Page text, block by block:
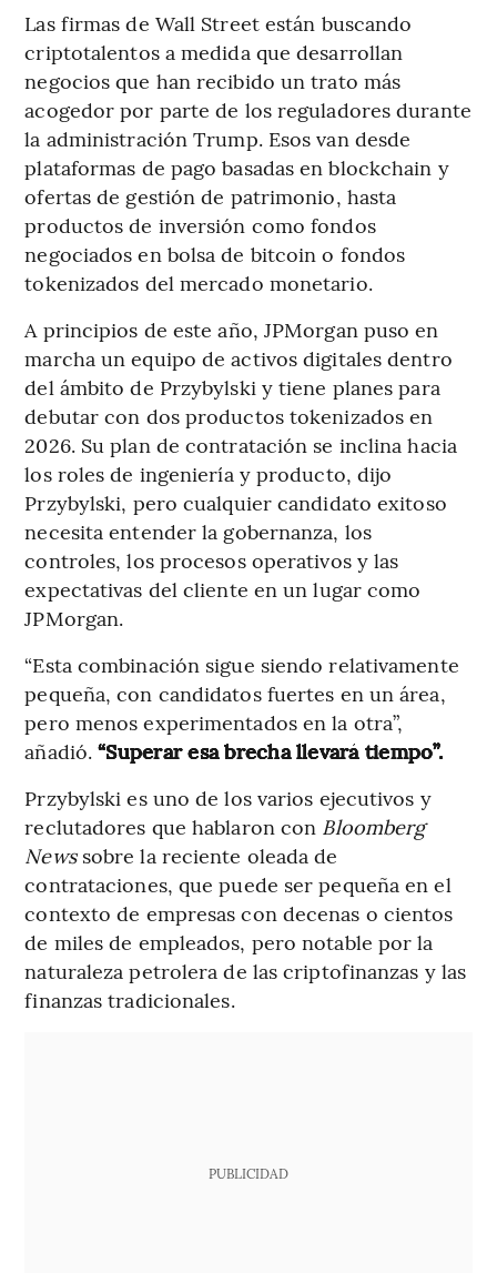
Las firmas de Wall Street están buscando
criptotalentos a medida que desarrollan
negocios que han recibido un trato más
acogedor por parte de los reguladores durante
la administración Trump. Esos van desde
plataformas de pago basadas en blockchain y
ofertas de gestión de patrimonio, hasta
productos de inversión como fondos
negociados en bolsa de bitcoin o fondos
tokenizados del mercado monetario.
A principios de este año, JPMorgan puso en
marcha un equipo de activos digitales dentro
del ámbito de Przybylski y tiene planes para
debutar con dos productos tokenizados en
2026. Su plan de contratación se inclina hacia
los roles de ingeniería y producto, dijo
Przybylski, pero cualquier candidato exitoso
necesita entender la gobernanza, los
controles, los procesos operativos y las
expectativas del cliente en un lugar como
JPMorgan.
“Esta combinación sigue siendo relativamente
pequeña, con candidatos fuertes en un área,
pero menos experimentados en la otra”,
añadió.“Superar esa brecha llevará tiempo”.
Przybylski es uno de los varios ejecutivos y
reclutadores que hablaron con Bloomberg
Newssobre la reciente oleada de
contrataciones, que puede ser pequeña en el
contexto de empresas con decenas o cientos
de miles de empleados, pero notable por la
naturaleza petrolera de las criptofinanzas y las
finanzas tradicionales.
PUBLICIDAD